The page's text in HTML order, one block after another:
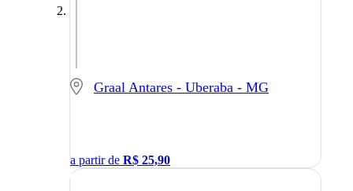
Graal Antares - Uberaba - MG
a partir de R$ 25,90